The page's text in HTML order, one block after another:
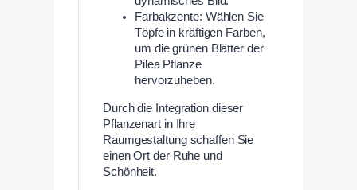
Farbakzente: Wählen Sie
Töpfe in kräftigen Farben,
um die grünen Blätter der
Pilea Pflanze
hervorzuheben.
Durch die Integration dieser
Pflanzenart in Ihre
Raumgestaltung schaffen Sie
einen Ort der Ruhe und
Schönheit.